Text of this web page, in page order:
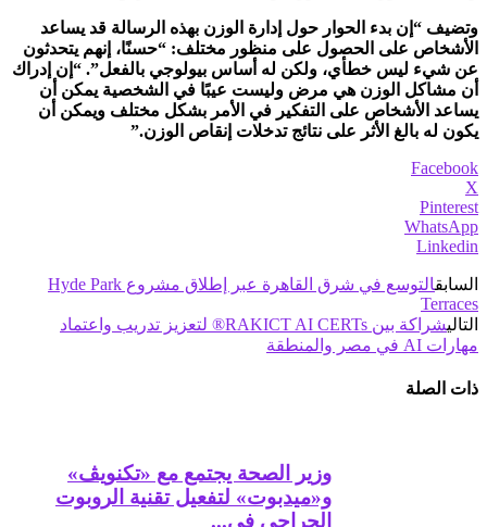
وتضيف “إن بدء الحوار حول إدارة الوزن بهذه الرسالة قد يساعد
الأشخاص على الحصول على منظور مختلف: “حسنًا، إنهم يتحدثون
عن شيء ليس خطأي، ولكن له أساس بيولوجي بالفعل”. “إن إدراك
أن مشاكل الوزن هي مرض وليست عيبًا في الشخصية يمكن أن
يساعد الأشخاص على التفكير في الأمر بشكل مختلف ويمكن أن
يكون له بالغ الأثر على نتائج تدخلات إنقاص الوزن.”
Facebook
X
Pinterest
WhatsApp
Linkedin
السابق
التوسع في شرق القاهرة عبر إطلاق مشروع Hyde Park
Terraces
التالي
شراكة بين RAKICT AI CERTs®️ لتعزيز تدريب واعتماد
مهارات AI في مصر والمنطقة
ذات الصلة
وزير الصحة يجتمع مع «تكنويڤ»
و«ميدبوت» لتفعيل تقنية الروبوت
الجراحي في...